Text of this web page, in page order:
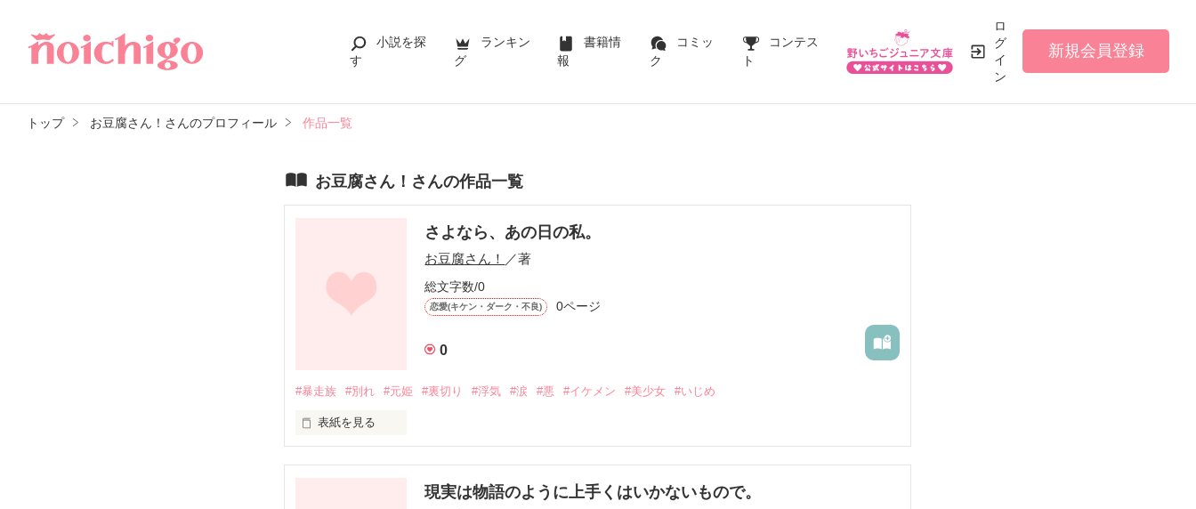
小説を探
す
ランキン
グ
書籍情
報
コミッ
ク
コンテス
ト
ロ
グ
イ
ン
新規会員登録
トップ お豆腐さん！さんのプロフィール 作品一覧
お豆腐さん！さんの作品一覧
さよなら、あの日の私。
お豆腐さん！ ／著
総文字数/0
恋愛(キケン・ダーク・不良) 0ページ
0
#暴走族 #別れ #元姫 #裏切り #浮気 #涙 #悪 #イケメン #美少女 #いじめ
表紙を見る
現実は物語のように上手くはいかないもので。